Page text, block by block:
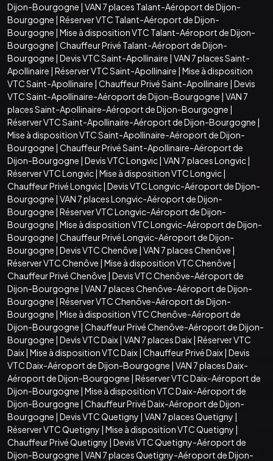
Dijon-Bourgogne | VAN 7 places Talant-Aéroport de Dijon-
Bourgogne | Réserver VTC Talant-Aéroport de Dijon-
Bourgogne | Mise à disposition VTC Talant-Aéroport de Dijon-
Bourgogne | Chauffeur Privé Talant-Aéroport de Dijon-
Bourgogne | Devis VTC Saint-Apollinaire | VAN 7 places Saint-
Apollinaire | Réserver VTC Saint-Apollinaire | Mise à disposition
VTC Saint-Apollinaire | Chauffeur Privé Saint-Apollinaire | Devis
VTC Saint-Apollinaire-Aéroport de Dijon-Bourgogne | VAN 7
places Saint-Apollinaire-Aéroport de Dijon-Bourgogne |
Réserver VTC Saint-Apollinaire-Aéroport de Dijon-Bourgogne |
Mise à disposition VTC Saint-Apollinaire-Aéroport de Dijon-
Bourgogne | Chauffeur Privé Saint-Apollinaire-Aéroport de
Dijon-Bourgogne | Devis VTC Longvic| VAN 7 places Longvic|
Réserver VTC Longvic| Mise à disposition VTC Longvic|
Chauffeur Privé Longvic| Devis VTC Longvic-Aéroport de Dijon-
Bourgogne | VAN 7 places Longvic-Aéroport de Dijon-
Bourgogne | Réserver VTC Longvic-Aéroport de Dijon-
Bourgogne | Mise à disposition VTC Longvic-Aéroport de Dijon-
Bourgogne | Chauffeur Privé Longvic-Aéroport de Dijon-
Bourgogne | Devis VTC Chenôve | VAN 7 places Chenôve |
Réserver VTC Chenôve | Mise à disposition VTC Chenôve |
Chauffeur Privé Chenôve | Devis VTC Chenôve-Aéroport de
Dijon-Bourgogne | VAN 7 places Chenôve-Aéroport de Dijon-
Bourgogne | Réserver VTC Chenôve-Aéroport de Dijon-
Bourgogne | Mise à disposition VTC Chenôve-Aéroport de
Dijon-Bourgogne | Chauffeur Privé Chenôve-Aéroport de Dijon-
Bourgogne | Devis VTC Daix| VAN 7 places Daix| Réserver VTC
Daix| Mise à disposition VTC Daix| Chauffeur Privé Daix| Devis
VTC Daix-Aéroport de Dijon-Bourgogne | VAN 7 places Daix-
Aéroport de Dijon-Bourgogne | Réserver VTC Daix-Aéroport de
Dijon-Bourgogne | Mise à disposition VTC Daix-Aéroport de
Dijon-Bourgogne | Chauffeur Privé Daix-Aéroport de Dijon-
Bourgogne | Devis VTC Quetigny | VAN 7 places Quetigny |
Réserver VTC Quetigny | Mise à disposition VTC Quetigny |
Chauffeur Privé Quetigny | Devis VTC Quetigny-Aéroport de
Dijon-Bourgogne | VAN 7 places Quetigny-Aéroport de Dijon-